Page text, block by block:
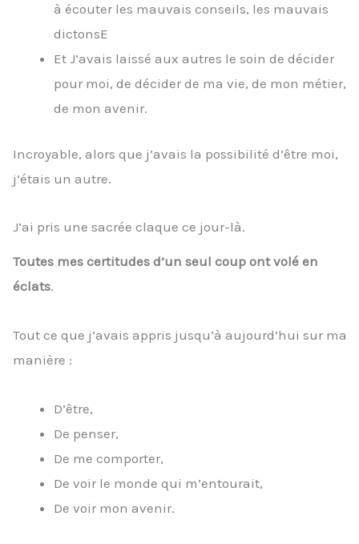
à écouter les mauvais conseils, les mauvais
dictonsE
Et J’avais laissé aux autres le soin de décider
pour moi, de décider de ma vie, de mon métier,
de mon avenir.
Incroyable, alors que j’avais la possibilité d’être moi,
j’étais un autre.
J’ai pris une sacrée claque ce jour-là.
Toutes mes certitudes d’un seul coup ont volé en
éclats.
Tout ce que j’avais appris jusqu’à aujourd’hui sur ma
manière :
D’être,
De penser,
De me comporter,
De voir le monde qui m’entourait,
De voir mon avenir.